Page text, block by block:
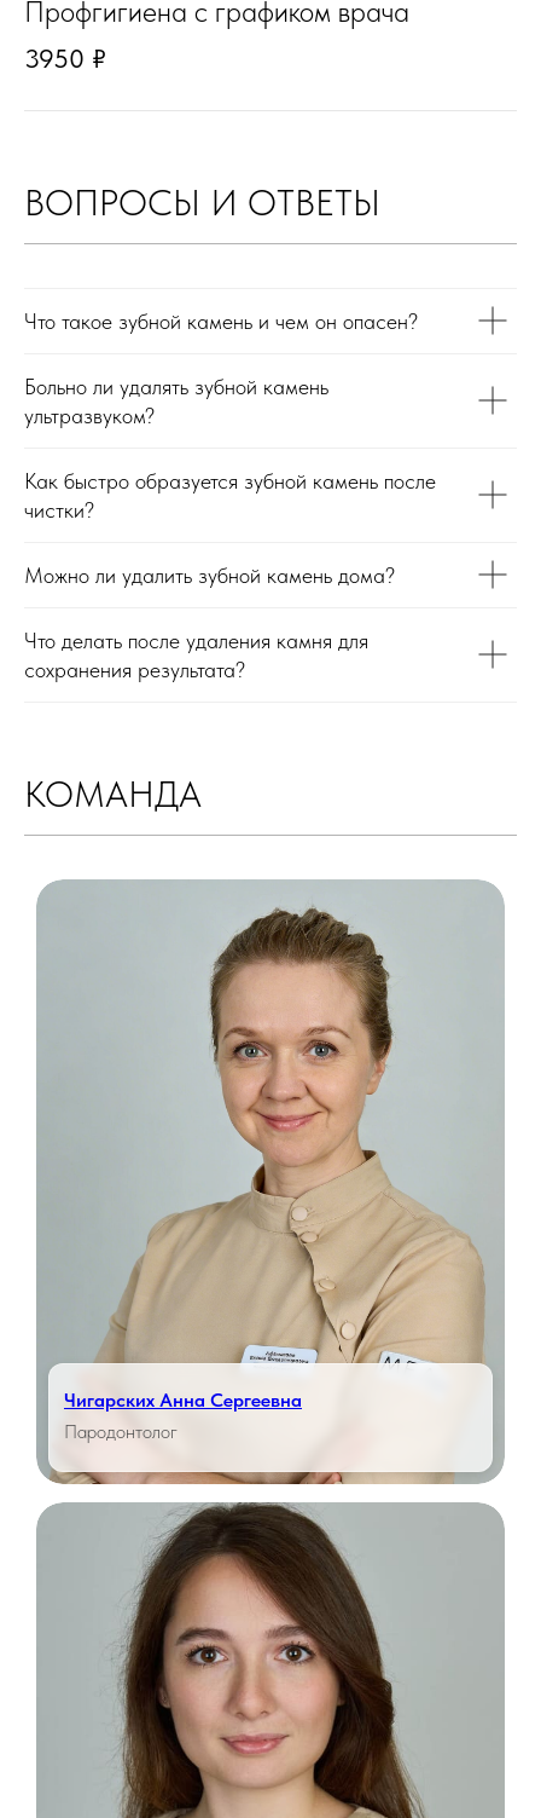
Профгигиена с графиком врача
3950 ₽
ВОПРОСЫ И ОТВЕТЫ
Что такое зубной камень и чем он опасен?
Больно ли удалять зубной камень
ультразвуком?
Как быстро образуется зубной камень после
чистки?
Можно ли удалить зубной камень дома?
Что делать после удаления камня для
сохранения результата?
КОМАНДА
Чигарских Анна Сергеевна
Пародонтолог